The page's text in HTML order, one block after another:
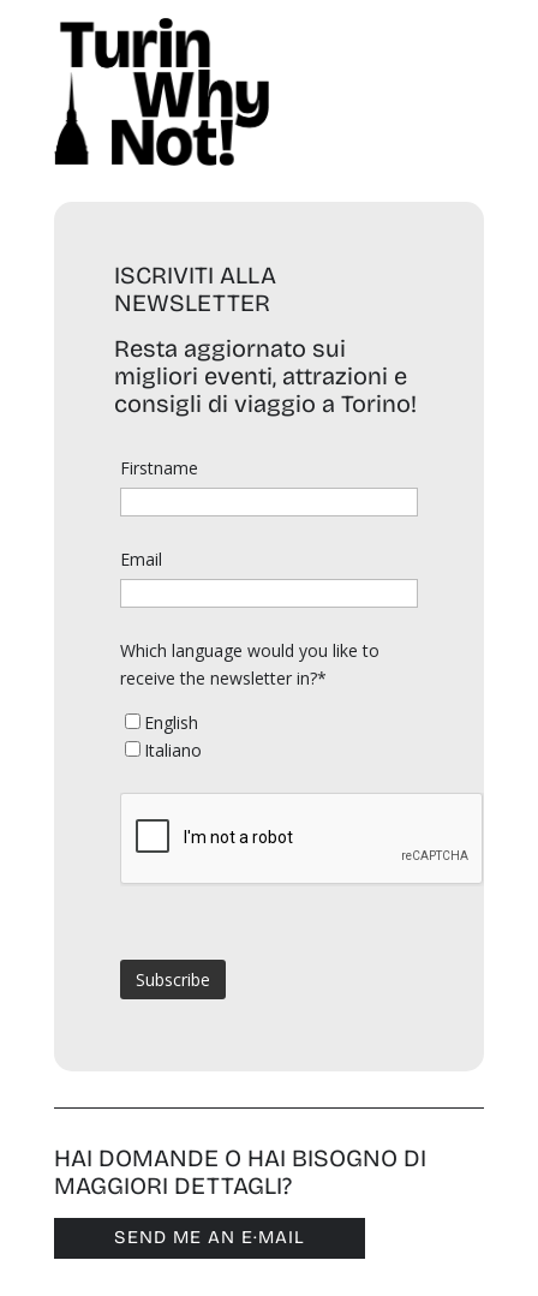
ISCRIVITI ALLA
NEWSLETTER
Resta aggiornato sui
migliori eventi, attrazioni e
consigli di viaggio a Torino!
Firstname
Email
Which language would you like to
receive the newsletter in?*
English
Italiano
HAI DOMANDE O HAI BISOGNO DI
MAGGIORI DETTAGLI?
SEND ME AN E·MAIL